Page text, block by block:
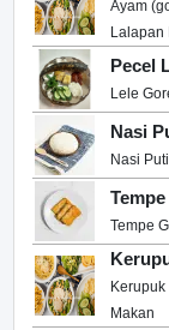
Ayam
Lalapan
Pecel
Lele
Nasi
Nasi
Tempe
Tempe
Makan